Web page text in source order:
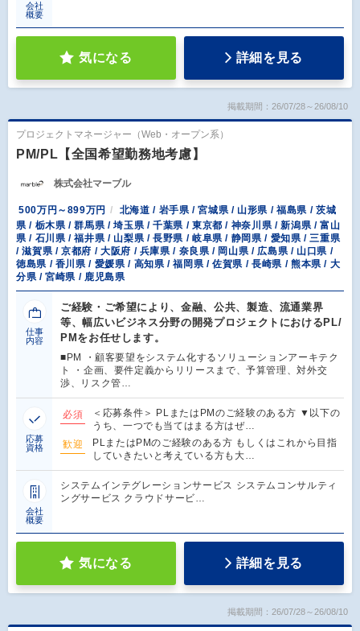
会社
概要
気になる 詳細を見る
掲載期間：26/07/28～26/08/10
プロジェクトマネージャー（Web・オープン系）
PM/PL【全国希望勤務地考慮】
株式会社マーブル
500万円～899万円
北海道 / 岩手県 / 宮城県 / 山形県 / 福島県 / 茨城
県 / 栃木県 / 群馬県 / 埼玉県 / 千葉県 / 東京都 / 神奈川県 / 新潟県 / 富山
県 / 石川県 / 福井県 / 山梨県 / 長野県 / 岐阜県 / 静岡県 / 愛知県 / 三重県
/ 滋賀県 / 京都府 / 大阪府 / 兵庫県 / 奈良県 / 岡山県 / 広島県 / 山口県 /
徳島県 / 香川県 / 愛媛県 / 高知県 / 福岡県 / 佐賀県 / 長崎県 / 熊本県 / 大
分県 / 宮崎県 / 鹿児島県
仕事
内容
ご経験・ご希望により、金融、公共、製造、流通業界
等、幅広いビジネス分野の開発プロジェクトにおけるPL/
PMをお任せします。
■PM ・顧客要望をシステム化するソリューションアーキテク
ト ・企画、要件定義からリリースまで、予算管理、対外交
渉、リスク管…
応募
資格
必須
＜応募条件＞ PLまたはPMのご経験のある方 ▼以下の
うち、一つでも当てはまる方はぜ…
歓迎
PLまたはPMのご経験のある方 もしくはこれから目指
していきたいと考えている方も大…
会社
概要
システムインテグレーションサービス システムコンサルティ
ングサービス クラウドサービ…
気になる 詳細を見る
掲載期間：26/07/28～26/08/10